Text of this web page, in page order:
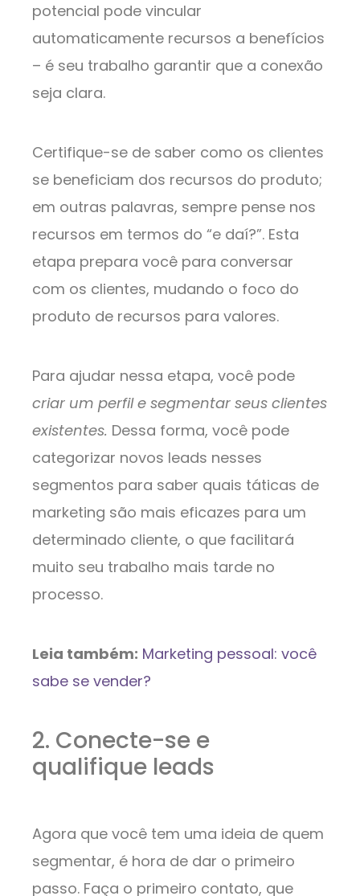
potencial pode vincular
automaticamente recursos a benefícios
– é seu trabalho garantir que a conexão
seja clara.
Certifique-se de saber como os clientes
se beneficiam dos recursos do produto;
em outras palavras, sempre pense nos
recursos em termos do “e daí?”. Esta
etapa prepara você para conversar
com os clientes, mudando o foco do
produto de recursos para valores.
Para ajudar nessa etapa, você pode
criar um perfil e segmentar seus clientes
existentes. Dessa forma, você pode
categorizar novos leads nesses
segmentos para saber quais táticas de
marketing são mais eficazes para um
determinado cliente, o que facilitará
muito seu trabalho mais tarde no
processo.
Leia também: Marketing pessoal: você
sabe se vender?
2. Conecte-se e
qualifique leads
Agora que você tem uma ideia de quem
segmentar, é hora de dar o primeiro
passo. Faça o primeiro contato, que